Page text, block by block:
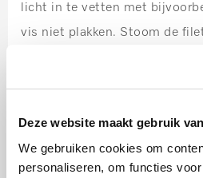
Deze website maakt gebruik
We gebruiken cookies om
personaliseren, om functies
licht in te vetten met
vis niet plakken. Stoom de
85C. Geen stoomoven? Bak
Stap 7:
Haal de pastinaak en zoete